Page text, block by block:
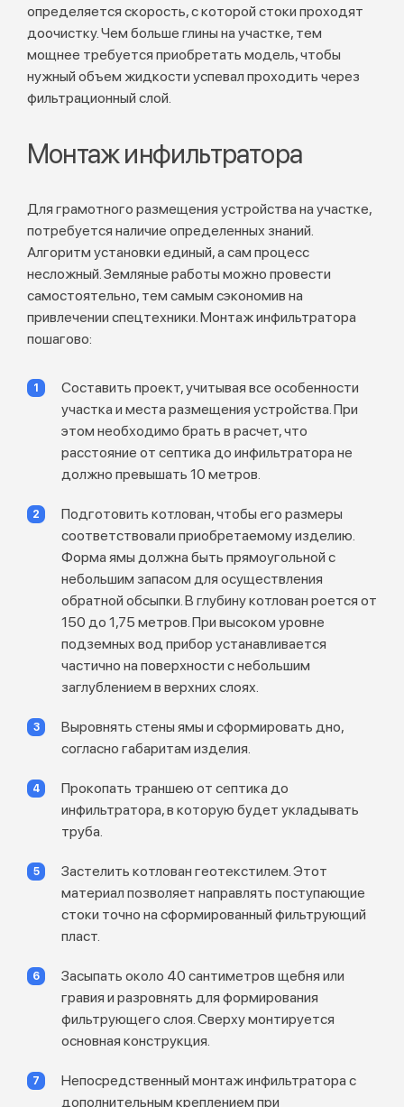
определяется скорость, с которой стоки проходят
доочистку. Чем больше глины на участке, тем
мощнее требуется приобретать модель, чтобы
нужный объем жидкости успевал проходить через
фильтрационный слой.
Монтаж инфильтратора
Для грамотного размещения устройства на участке,
потребуется наличие определенных знаний.
Алгоритм установки единый, а сам процесс
несложный. Земляные работы можно провести
самостоятельно, тем самым сэкономив на
привлечении спецтехники. Монтаж инфильтратора
пошагово:
Составить проект, учитывая все особенности
участка и места размещения устройства. При
этом необходимо брать в расчет, что
расстояние от септика до инфильтратора не
должно превышать 10 метров.
Подготовить котлован, чтобы его размеры
соответствовали приобретаемому изделию.
Форма ямы должна быть прямоугольной с
небольшим запасом для осуществления
обратной обсыпки. В глубину котлован роется от
150 до 1,75 метров. При высоком уровне
подземных вод прибор устанавливается
частично на поверхности с небольшим
заглублением в верхних слоях.
Выровнять стены ямы и сформировать дно,
согласно габаритам изделия.
Прокопать траншею от септика до
инфильтратора, в которую будет укладывать
труба.
Застелить котлован геотекстилем. Этот
материал позволяет направлять поступающие
стоки точно на сформированный фильтрующий
пласт.
Засыпать около 40 сантиметров щебня или
гравия и разровнять для формирования
фильтрующего слоя. Сверху монтируется
основная конструкция.
Непосредственный монтаж инфильтратора с
дополнительным креплением при